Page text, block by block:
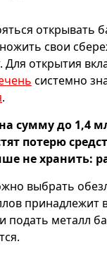
открывать
свои
открытия
системно
.
сумму до 1,4
потерю
не хранить:
выбрать
металл